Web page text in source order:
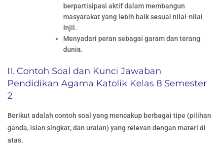
berpartisipasi aktif dalam membangun
masyarakat yang lebih baik sesuai nilai-nilai
Injil.
Menyadari peran sebagai garam dan terang
dunia.
II. Contoh Soal dan Kunci Jawaban
Pendidikan Agama Katolik Kelas 8 Semester
2
Berikut adalah contoh soal yang mencakup berbagai tipe (pilihan
ganda, isian singkat, dan uraian) yang relevan dengan materi di
atas.